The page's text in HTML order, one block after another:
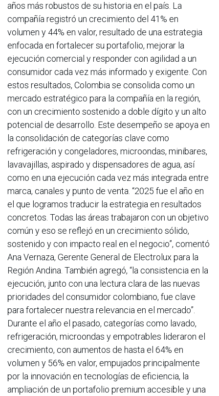
años más robustos de su historia en el país. La
compañía registró un crecimiento del 41% en
volumen y 44% en valor, resultado de una estrategia
enfocada en fortalecer su portafolio, mejorar la
ejecución comercial y responder con agilidad a un
consumidor cada vez más informado y exigente. Con
estos resultados, Colombia se consolida como un
mercado estratégico para la compañía en la región,
con un crecimiento sostenido a doble dígito y un alto
potencial de desarrollo. Este desempeño se apoya en
la consolidación de categorías clave como
refrigeración y congeladores, microondas, minibares,
lavavajillas, aspirado y dispensadores de agua, así
como en una ejecución cada vez más integrada entre
marca, canales y punto de venta. “2025 fue el año en
el que logramos traducir la estrategia en resultados
concretos. Todas las áreas trabajaron con un objetivo
común y eso se reflejó en un crecimiento sólido,
sostenido y con impacto real en el negocio”, comentó
Ana Vernaza, Gerente General de Electrolux para la
Región Andina. También agregó, “la consistencia en la
ejecución, junto con una lectura clara de las nuevas
prioridades del consumidor colombiano, fue clave
para fortalecer nuestra relevancia en el mercado”.
Durante el año el pasado, categorías como lavado,
refrigeración, microondas y empotrables lideraron el
crecimiento, con aumentos de hasta el 64% en
volumen y 56% en valor, empujados principalmente
por la innovación en tecnologías de eficiencia, la
ampliación de un portafolio premium accesible y una